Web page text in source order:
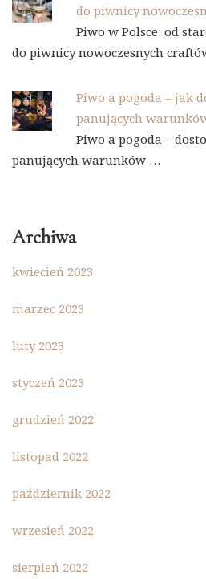
do piwnicy
Piwo w Polsce: od
do piwnicy nowoczesnych
Piwo a pogoda – jak
panujących
Piwo a pogoda –
panujących warunków …
Archiwa
kwiecień 2023
marzec 2023
luty 2023
styczeń 2023
grudzień 2022
listopad 2022
październik 2022
wrzesień 2022
sierpień 2022